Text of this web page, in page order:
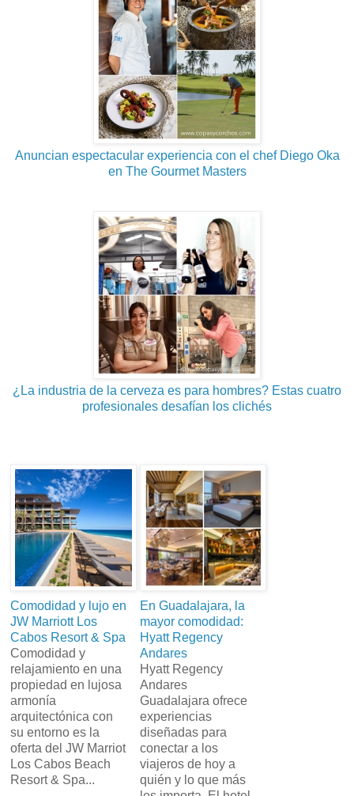
Anuncian espectacular experiencia con el chef Diego Oka
en The Gourmet Masters
¿La industria de la cerveza es para hombres? Estas cuatro
profesionales desafían los clichés
Comodidad y lujo en
JW Marriott Los
Cabos Resort & Spa
Comodidad y
relajamiento en una
propiedad en lujosa
armonía
arquitectónica con
su entorno es la
oferta del JW Marriot
Los Cabos Beach
Resort & Spa...
En Guadalajara, la
mayor comodidad:
Hyatt Regency
Andares
Hyatt Regency
Andares
Guadalajara ofrece
experiencias
diseñadas para
conectar a los
viajeros de hoy a
quién y lo que más